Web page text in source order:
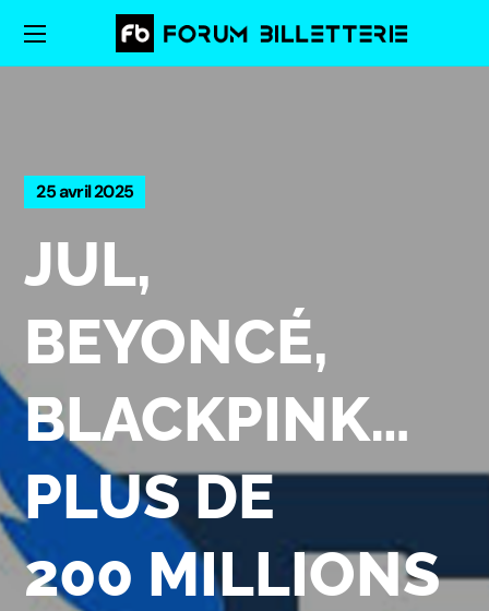
25 avril 2025
JUL,
BEYONCÉ,
BLACKPINK…
PLUS DE
200 MILLIONS